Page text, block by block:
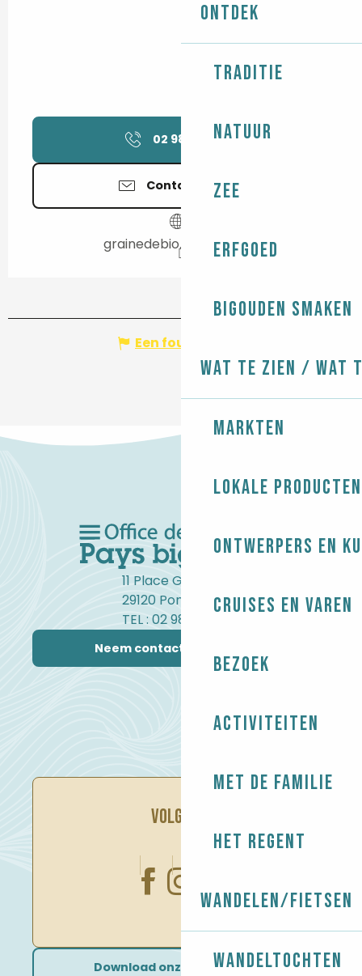
Ontdek
Traditie
Natuur
Zee
Erfgoed
Bigouden smaken
Wat te zien / Wat
Markten
Lokale producten
Ontwerpers en
Cruises en varen
Bezoek
Activiteiten
Met de familie
Het regent
Wandelen/Fietsen
Wandeltochten
02 98 66 16▒▒
Contacteer ons
grainedebio.biocoop.net
Een fout melden
11 Place Gambetta
29120 Pont-l'Abbé
TEL : 02 98 82 37 99
Neem contact met ons op
VOLG ONS
Download onze brochures